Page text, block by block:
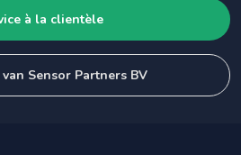
à la clientèle
Sensor Partners BV